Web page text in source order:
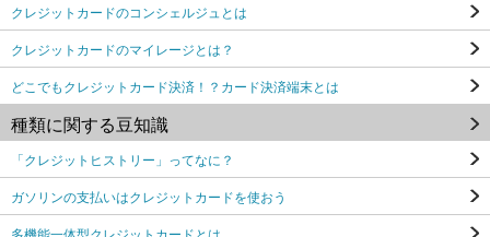
クレジットカードのコンシェルジュとは
クレジットカードのマイレージとは？
どこでもクレジットカード決済！？カード決済端末とは
種類に関する豆知識
「クレジットヒストリー」ってなに？
ガソリンの支払いはクレジットカードを使おう
多機能一体型クレジットカードとは